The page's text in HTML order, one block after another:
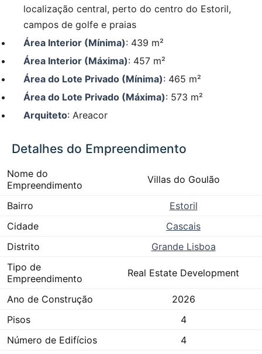
localização central, perto do centro do Estoril,
campos de golfe e praias
Área Interior (Mínima): 439 m²
Área Interior (Máxima): 457 m²
Área do Lote Privado (Mínima): 465 m²
Área do Lote Privado (Máxima): 573 m²
Arquiteto: Areacor
Detalhes do Empreendimento
Nome do
Empreendimento
Villas do Goulão
Bairro
Estoril
Cidade
Cascais
Distrito
Grande Lisboa
Tipo de
Empreendimento
Real Estate Development
Ano de Construção
2026
Pisos
4
Número de Edifícios
4